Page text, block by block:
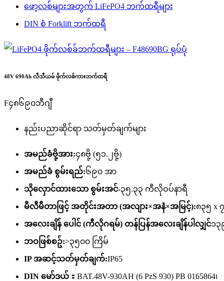
ဖော့လစ်များအတွက် LiFePO4 ဘက်ထရီများ
DIN စံ Forklift ဘက်ထရီ
48V 690Ah လီသီယမ် ဖိုက်လစ်ကားဘက်ထရီ
F၄၈၆၉၀ဘီဂျီ
နည်းပညာဆိုင်ရာ သတ်မှတ်ချက်များ
အမည်ခံဗို့အား:၄၈ဗို့ (၅၁.၂ဗို့)
အမည်ခံ စွမ်းရည်:၆၉၀ အာ
သိုလှောင်ထားသော စွမ်းအင်-၃၅.၃၃ ကီလိုဝပ်နာရီ
မီလီမီတာဖြင့် အတိုင်းအတာ (အလျား×အနံ×အမြင့်):၈၃၅ x
အလေးချိန် ပေါင် (ကီလိုဂရမ်) တန်ပြန်အလေးချိန်ပါလျှင်၁
ဘဝဖြစ်စဥ်:>၃၅၀၀ ကြိမ်
IP အဆင့်သတ်မှတ်ချက်:IP65
DIN မော်ဒယ်： BAT.48V-930AH (6 PzS 930) PB 0165864၊